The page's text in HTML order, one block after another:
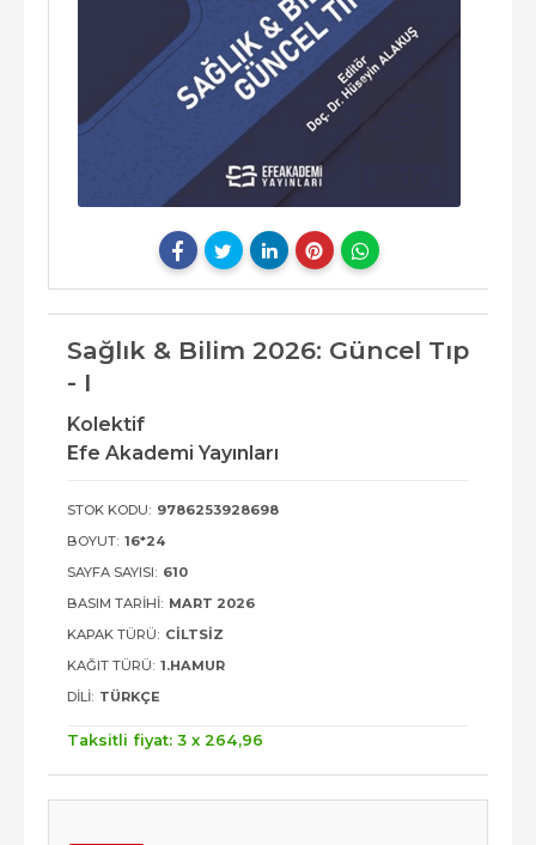
Sağlık & Bilim 2026: Güncel Tıp
- I
Kolektif
Efe Akademi Yayınları
STOK KODU: 9786253928698
BOYUT: 16*24
SAYFA SAYISI: 610
BASIM TARIHI: MART 2026
KAPAK TÜRÜ: CILTSIZ
KAĞIT TÜRÜ: 1.HAMUR
DILI: TÜRKÇE
Taksitli fiyat: 3 x 264,96